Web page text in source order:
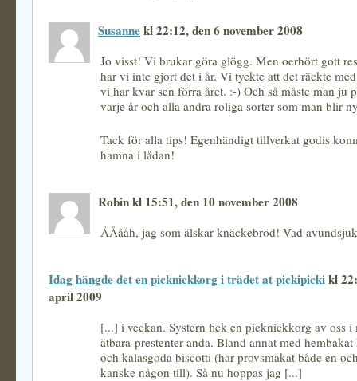
Susannekl 22:12, den 6 november 2008
Jo visst! Vi brukar göra glögg. Men oerhört gott
har vi inte gjort det i år. Vi tyckte att det räckte
vi har kvar sen förra året. :-) Och så måste man ju
varje år och alla andra roliga sorter som man blir
Tack för alla tips! Egenhändigt tillverkat godis
hamna i lådan!
Robin kl 15:51, den 10 november 2008
ÅÅååh, jag som älskar knäckebröd! Vad
Idag hängde det en picknickkorg i trädet at pickipickikl
april 2009
[...] i veckan. Systern fick en picknickkorg av oss i
ätbara-prestenter-anda. Bland annat med
och kalasgoda biscotti (har provsmakat både en
kanske någon till). Så nu hoppas jag [...]